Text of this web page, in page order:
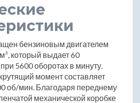
бензиновым двигателем
который выдает 60
5600 оборотах в минуту.
момент составляет
об/мин. Благодаря переднему
механической коробке